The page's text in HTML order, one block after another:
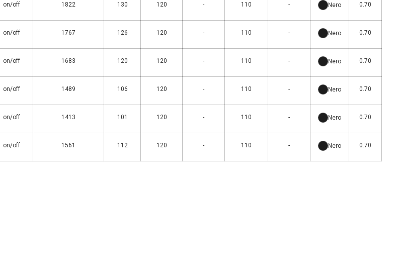
on/off 1822 130 120 - 110 - Nero 0.70
on/off 1767 126 120 - 110 - Nero 0.70
on/off 1683 120 120 - 110 - Nero 0.70
on/off 1489 106 120 - 110 - Nero 0.70
on/off 1413 101 120 - 110 - Nero 0.70
on/off 1561 112 120 - 110 - Nero 0.70